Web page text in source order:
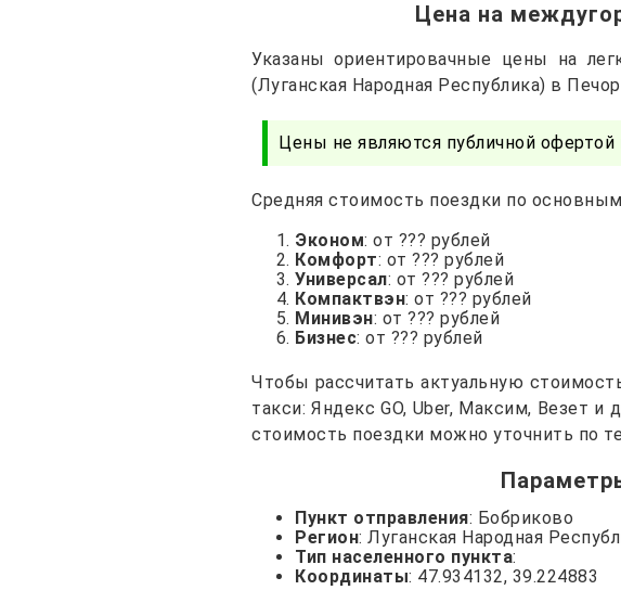
Цена на
Указаны ориентировачные цены на
(Луганская Народная Республика) в
Цены не являются публичной
Средняя стоимость поездки по
Эконом: от ??? рублей
Комфорт: от ??? рублей
Универсал: от ??? рублей
Компактвэн: от ??? рублей
Минивэн: от ??? рублей
Бизнес: от ??? рублей
Чтобы рассчитать актуальную
такси: Яндекс GO, Uber, Максим, Везет
стоимость поездки можно уточнить по
Пункт отправления: Бобриково
Регион: Луганская Народная
Тип населенного пункта:
Координаты: 47.934132, 39.224883